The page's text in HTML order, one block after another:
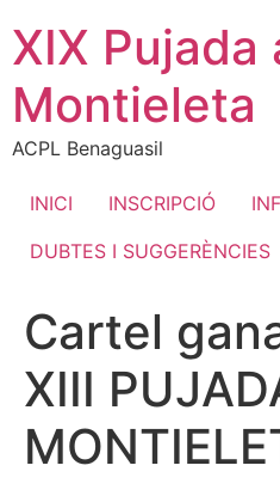
contenido
XIX Pujada
Montieleta
ACPL Benaguasil
INICI INSCRIPCIÓ
DUBTES I SUGGERÈNCIES
Cartel
XIII